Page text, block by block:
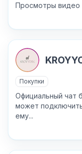
Причина
Просмотры видео
Покупки
Официальный чат
может
ему...